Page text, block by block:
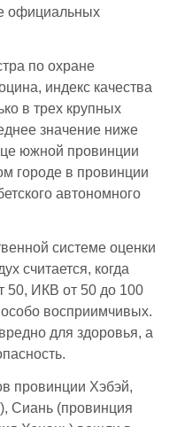
официальных
по охране
индекс качества
в трех крупных
значение ниже
южной провинции
городе в провинции
автономного
системе оценки
считается, когда
50, ИКВ от 50 до 100
восприимчивых.
для здоровья, а
провинции Хэбэй,
Сиань (провинция